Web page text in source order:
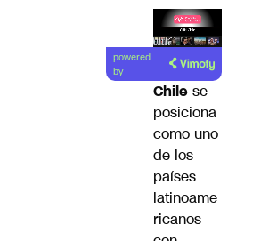
Lea el
artículo
powered
by
Chile se
posiciona
como uno
de los
países
latinoame
ricanos